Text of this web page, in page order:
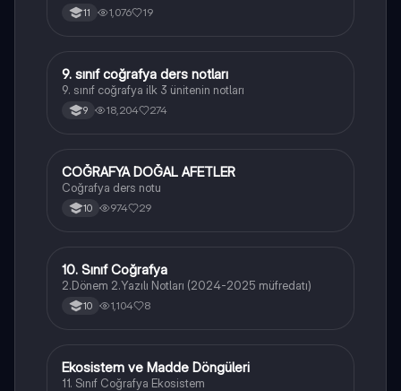
11 1,076 19
Coğrafya
9. sınıf coğrafya ders notları
9. sınıf coğrafya ilk 3 ünitenin notları
9 18,204 274
Coğrafya
COĞRAFYA DOĞAL AFETLER
Coğrafya ders notu
10 974 29
Coğrafya
10. Sınıf Coğrafya
2.Dönem 2.Yazılı Notları (2024-2025 müfredatı)
10 1,104 8
Coğrafya
Ekosistem ve Madde Döngüleri
11. Sınıf Coğrafya Ekosistem